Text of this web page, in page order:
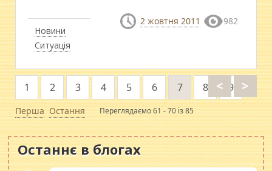
Новини
Ситуація
2 жовтня 2011 982
Перша
<
1 2 3 4 5 6 7 8 9 >
Остання Переглядаємо 61 - 70 із 85
Останнє в блогах